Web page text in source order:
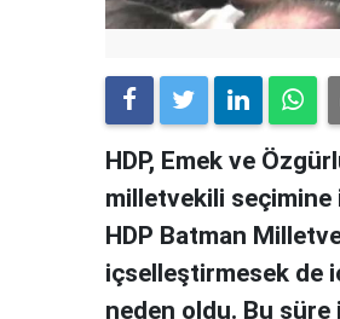
HDP, Emek ve
milletvekili seçimine
HDP Batman
içselleştirmesek de
neden oldu. Bu süre